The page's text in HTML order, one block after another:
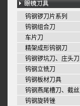
钨钢锣刀片系列
钨钢组合刀
车片刀
精架成形钨钢刀
钨钢锣坑刀、庄头刀
钨钢立铣刀
钨钢板材刀具
钨钢燕尾槽刀、截
钨钢旋转锉